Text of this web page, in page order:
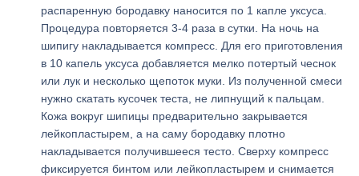
распаренную бородавку наносится по 1 капле уксуса.
Процедура повторяется 3-4 раза в сутки. На ночь на
шипигу накладывается компресс. Для его приготовления
в 10 капель уксуса добавляется мелко потертый чеснок
или лук и несколько щепоток муки. Из полученной смеси
нужно скатать кусочек теста, не липнущий к пальцам.
Кожа вокруг шипицы предварительно закрывается
лейкопластырем, а на саму бородавку плотно
накладывается получившееся тесто. Сверху компресс
фиксируется бинтом или лейкопластырем и снимается